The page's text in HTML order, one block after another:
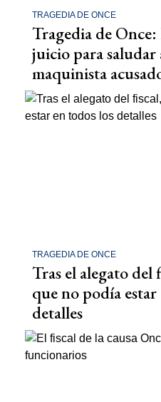
TRAGEDIA DE ONCE
Tragedia de
juicio para saludar
maquinista
TRAGEDIA DE ONCE
Tras el alegato del
que no podía
detalles